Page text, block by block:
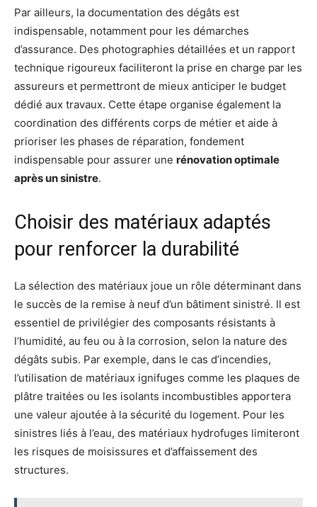
Par ailleurs, la documentation des dégâts est
indispensable, notamment pour les démarches
d’assurance. Des photographies détaillées et un rapport
technique rigoureux faciliteront la prise en charge par les
assureurs et permettront de mieux anticiper le budget
dédié aux travaux. Cette étape organise également la
coordination des différents corps de métier et aide à
prioriser les phases de réparation, fondement
indispensable pour assurer une rénovation optimale
après un sinistre.
Choisir des matériaux adaptés
pour renforcer la durabilité
La sélection des matériaux joue un rôle déterminant dans
le succès de la remise à neuf d’un bâtiment sinistré. Il est
essentiel de privilégier des composants résistants à
l’humidité, au feu ou à la corrosion, selon la nature des
dégâts subis. Par exemple, dans le cas d’incendies,
l’utilisation de matériaux ignifuges comme les plaques de
plâtre traitées ou les isolants incombustibles apportera
une valeur ajoutée à la sécurité du logement. Pour les
sinistres liés à l’eau, des matériaux hydrofuges limiteront
les risques de moisissures et d’affaissement des
structures.